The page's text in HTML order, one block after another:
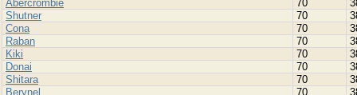
Abercrombie
70
Shutner
70
Cona
70
Raban
70
Kiki
70
Donai
70
Shitara
70
Berynel
70